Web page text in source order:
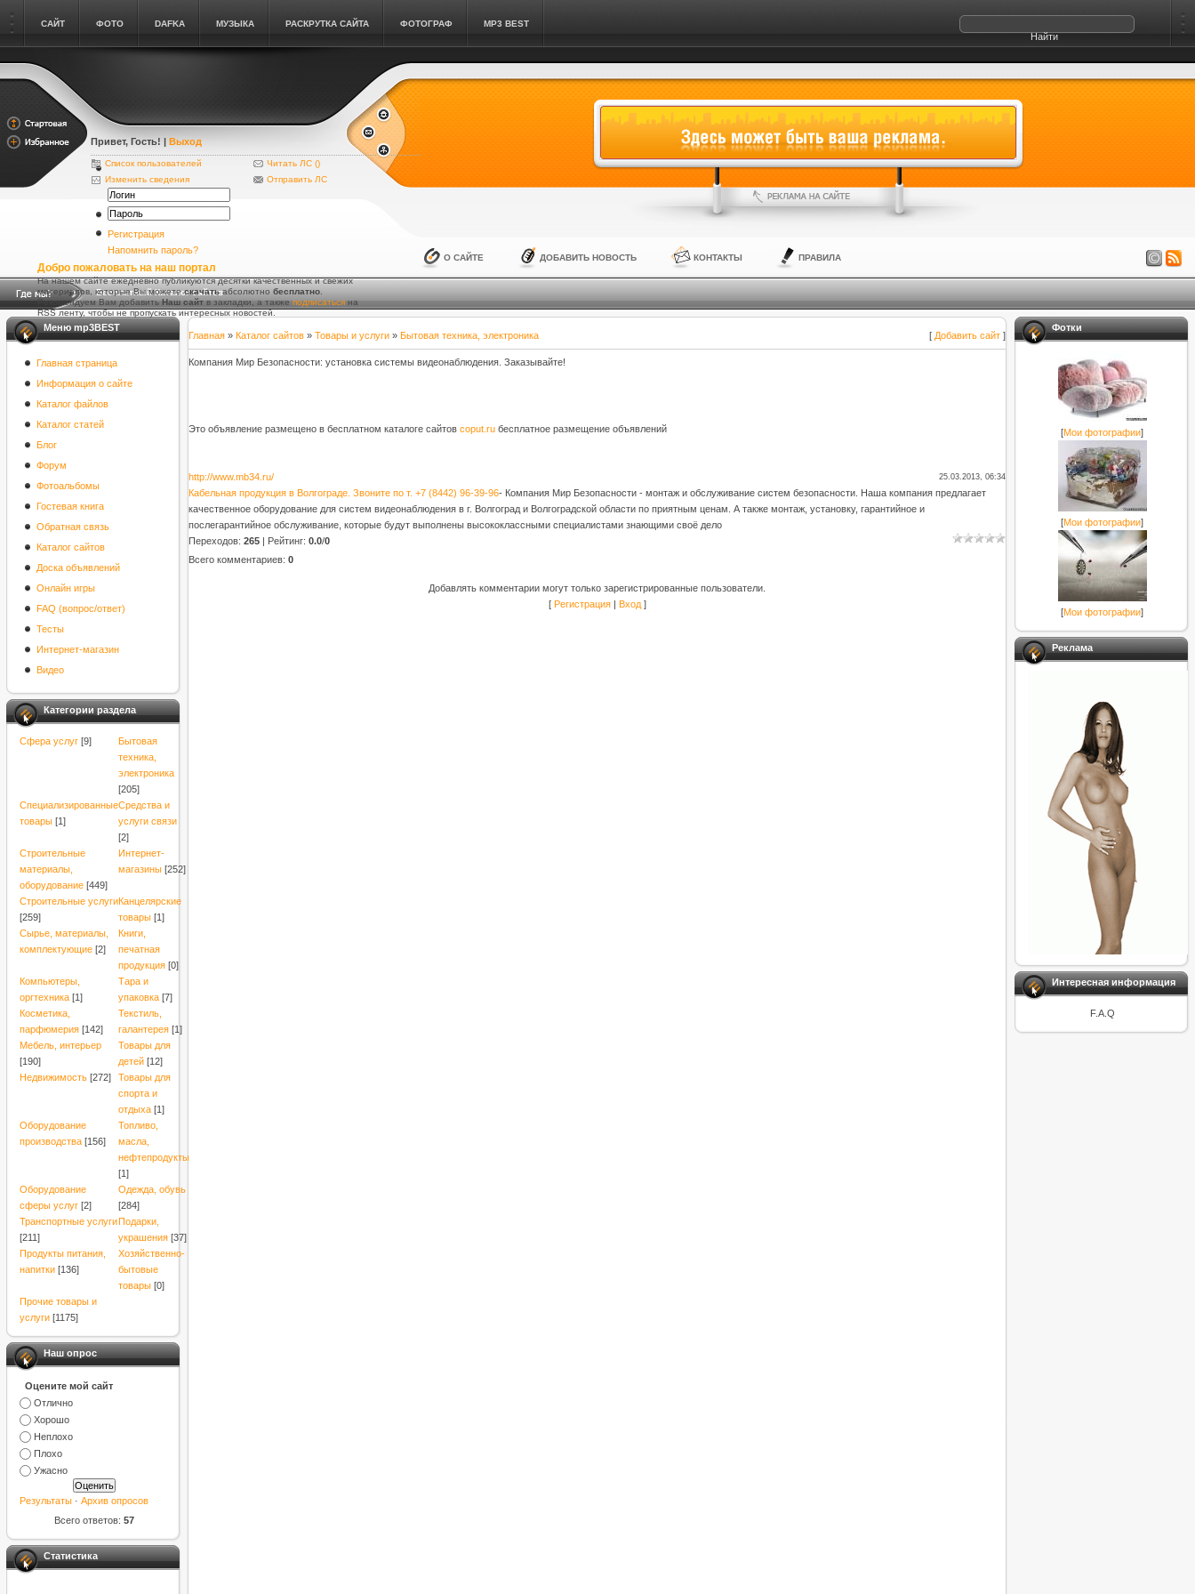
САЙТ ФОТО DAFKA МУЗЫКА РАСКРУТКА САЙТА ФОТОГРАФ MP3 BEST
Привет, Гость! | Выход
Список пользователей
Изменить сведения
Читать ЛС ()
Отправить ЛС
Регистрация
Напомнить пароль?
Добро пожаловать на наш портал
На нашем сайте ежедневно публикуются десятки качественных и свежих
материалов, которые Вы можетескачатьабсолютно бесплатно.
Рекомендуем Вам добавитьНаш сайтв закладки, а такжеподписатьсяна
RSS ленту, чтобы не пропускать интересных новостей.
О САЙТЕ ДОБАВИТЬ НОВОСТЬ КОНТАКТЫ ПРАВИЛА
Бесплатный Каталог сайтов
Меню mp3BEST
Главная страница
Информация о сайте
Каталог файлов
Каталог статей
Блог
Форум
Фотоальбомы
Гостевая книга
Обратная связь
Каталог сайтов
Доска объявлений
Онлайн игры
FAQ (вопрос/ответ)
Тесты
Интернет-магазин
Видео
Категории раздела
Cфера услуг [9]
Бытовая
техника,
электроника
[205]
Специализированные
товары [1]
Средства и
услуги связи
[2]
Строительные
материалы,
оборудование [449]
Интернет-
магазины [252]
Строительные услуги
[259]
Канцелярские
товары [1]
Сырье, материалы,
комплектующие [2]
Книги,
печатная
продукция [0]
Компьютеры,
оргтехника [1]
Тара и
упаковка [7]
Косметика,
парфюмерия [142]
Текстиль,
галантерея [1]
Мебель, интерьер
[190]
Товары для
детей [12]
Недвижимость [272]
Товары для
спорта и
отдыха [1]
Оборудование
производства [156]
Топливо,
масла,
нефтепродукты
[1]
Оборудование
сферы услуг [2]
Одежда, обувь
[284]
Транспортные услуги
[211]
Подарки,
украшения [37]
Продукты питания,
напитки [136]
Хозяйственно-
бытовые
товары [0]
Прочие товары и
услуги [1175]
Наш опрос
Оцените мой сайт
Отлично
Хорошо
Неплохо
Плохо
Ужасно
Результаты · Архив опросов
Всего ответов: 57
Статистика
Главная » Каталог сайтов » Товары и услуги » Бытовая техника, электроника [ Добавить сайт ]
Компания Мир Безопасности: установка системы видеонаблюдения. Заказывайте!
Это объявление размещено в бесплатном каталоге сайтов coput.ru бесплатное размещение объявлений
http://www.mb34.ru/ 25.03.2013, 06:34
Кабельная продукция в Волгограде. Звоните по т. +7 (8442) 96-39-96- Компания Мир Безопасности - монтаж и обслуживание систем безопасности. Наша компания предлагает
качественное оборудование для систем видеонаблюдения в г. Волгоград и Волгоградской области по приятным ценам. А также монтаж, установку, гарантийное и
послегарантийное обслуживание, которые будут выполнены высококлассными специалистами знающими своё дело
Переходов: 265 | Рейтинг: 0.0/0
Всего комментариев: 0
Добавлять комментарии могут только зарегистрированные пользователи.
[ Регистрация| Вход]
Фотки
[Мои фотографии]
[Мои фотографии]
[Мои фотографии]
Реклама
Интересная информация
F.A.Q